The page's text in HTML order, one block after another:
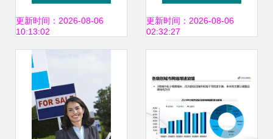
星辰软件工厂重磅
发布，软件开发进
入新时代
更新时间：2026-08-06
10:13:02
考取？分为几级？
更新时间：2026-08-06
02:32:27